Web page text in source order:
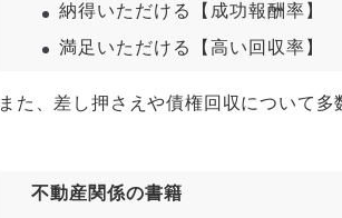
納得いただける【成功報酬率】
満足いただける【高い回収率】
また、差し押さえや債権回収について多
不動産関係の書籍